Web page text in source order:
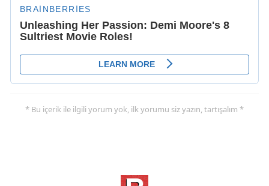
* Bu içerik ile ilgili yorum yok, ilk yorumu siz yazın, tartışalım *